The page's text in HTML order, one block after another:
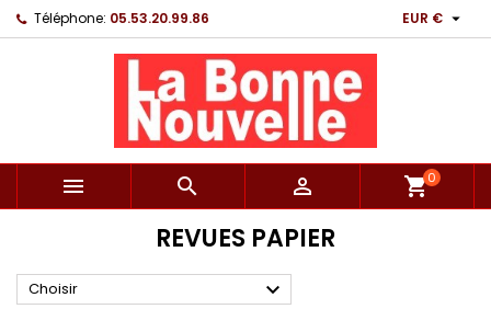
Téléphone: 05.53.20.99.86 EUR € 
   shopping_cart0
REVUES PAPIER
Choisir 